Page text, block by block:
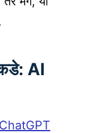
AI
ChatGPT